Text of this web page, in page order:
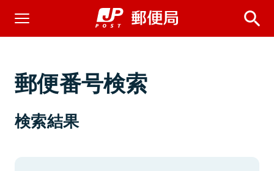
郵便番号検索
検索結果